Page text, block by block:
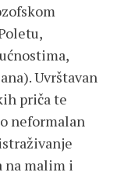
Uvrštavan
priča te
neformalan
na malim i